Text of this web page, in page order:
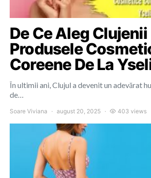
De Ce Aleg Clujenii
Produsele
Coreene De La
În ultimii ani, Clujul a devenit un adevărat
de…
Soare Viviana august 20, 2025 403 views